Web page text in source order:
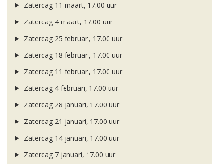
Zaterdag 11 maart, 17.00 uur
Zaterdag 4 maart, 17.00 uur
Zaterdag 25 februari, 17.00 uur
Zaterdag 18 februari, 17.00 uur
Zaterdag 11 februari, 17.00 uur
Zaterdag 4 februari, 17.00 uur
Zaterdag 28 januari, 17.00 uur
Zaterdag 21 januari, 17.00 uur
Zaterdag 14 januari, 17.00 uur
Zaterdag 7 januari, 17.00 uur